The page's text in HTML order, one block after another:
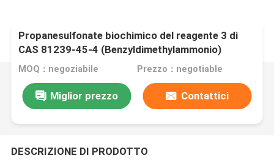
Propanesulfonate biochimico del reagente 3 di
CAS 81239-45-4 (Benzyldimethylammonio)
MOQ：negoziabile Prezzo：negotiable
Miglior prezzo Contattici
DESCRIZIONE DI PRODOTTO